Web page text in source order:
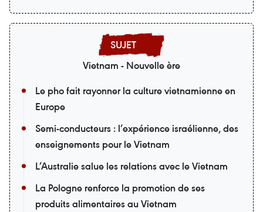
Vietnam - Nouvelle ère
Le pho fait rayonner la culture vietnamienne en
Europe
Semi-conducteurs : l’expérience israélienne, des
enseignements pour le Vietnam
L’Australie salue les relations avec le Vietnam
La Pologne renforce la promotion de ses
produits alimentaires au Vietnam